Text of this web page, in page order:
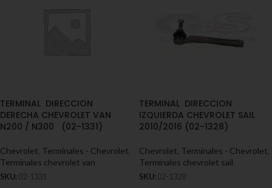
TERMINAL DIRECCION
DERECHA CHEVROLET VAN
N200 / N300 (02-1331)
Chevrolet Terminales - Chevrolet
Terminales chevrolet van
SKU: 02-1331
TERMINAL DIRECCION
IZQUIERDA CHEVROLET SAIL
2010/2016 (02-1328)
Chevrolet Terminales - Chevrolet
Terminales chevrolet sail
SKU: 02-1328